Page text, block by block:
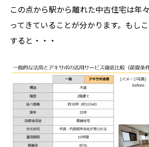
この点から駅から離れた中古住宅は年
ってきていることが分かります。もし
すると・・・